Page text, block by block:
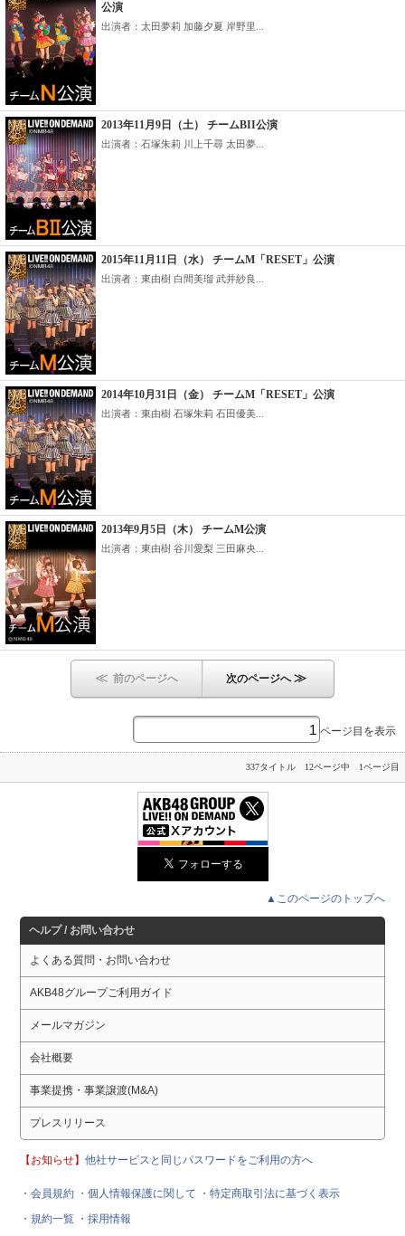
公演
出演者：太田夢莉 加藤夕夏 岸野里...
2013年11月9日（土） チームBII公演
出演者：石塚朱莉 川上千尋 太田夢...
2015年11月11日（水） チームM「RESET」公演
出演者：東由樹 白間美瑠 武井紗良...
2014年10月31日（金） チームM「RESET」公演
出演者：東由樹 石塚朱莉 石田優美...
2013年9月5日（木） チームM公演
出演者：東由樹 谷川愛梨 三田麻央...
≪ 前のページへ 次のページへ≫
ページ目を表示
337タイトル 12ページ中 1ページ目
▲このページのトップへ
ヘルプ / お問い合わせ
よくある質問・お問い合わせ
AKB48グループご利用ガイド
メールマガジン
会社概要
事業提携・事業譲渡(M&A)
プレスリリース
【お知らせ】他社サービスと同じパスワードをご利用の方へ
・会員規約 ・個人情報保護に関して
・特定商取引法に基づく表示
・規約一覧 ・採用情報